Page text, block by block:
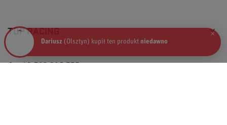
TOP RACING
Dariusz (Olsztyn) kupił ten produktniedawno
×